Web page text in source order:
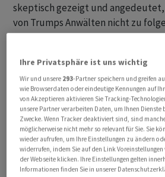
skeptisch gezeigt und
von Trumps Anwälten nicht zu
auszugehen, dass der
Von dessen Urteil hängt ab, ob
versuchten Wahlbetrugs gegen
Hauptstadt fortgesetzt werden
Richterin hatte den Beginn des
endgültigen Klärung der
auf unbestimmte Zeit
für die Republikaner nach der
Ihre Privatsphäre ist uns wichtig
Wir und unsere 293-Partner speichern und greifen
wie Browserdaten oder eindeutige Kennungen auf
von Akzeptieren aktivieren Sie Tracking-
unsere Partner verarbeiten Daten, um Ihnen
Zwecke. Wenn Tracker deaktiviert sind, sind
möglicherweise nicht mehr so relevant für Sie. Sie
wieder aufrufen, um Ihre Einstellungen zu ändern
widerrufen, indem Sie auf den Link
der Webseite klicken. Ihre Einstellungen gelten
Informationen finden Sie in unserer